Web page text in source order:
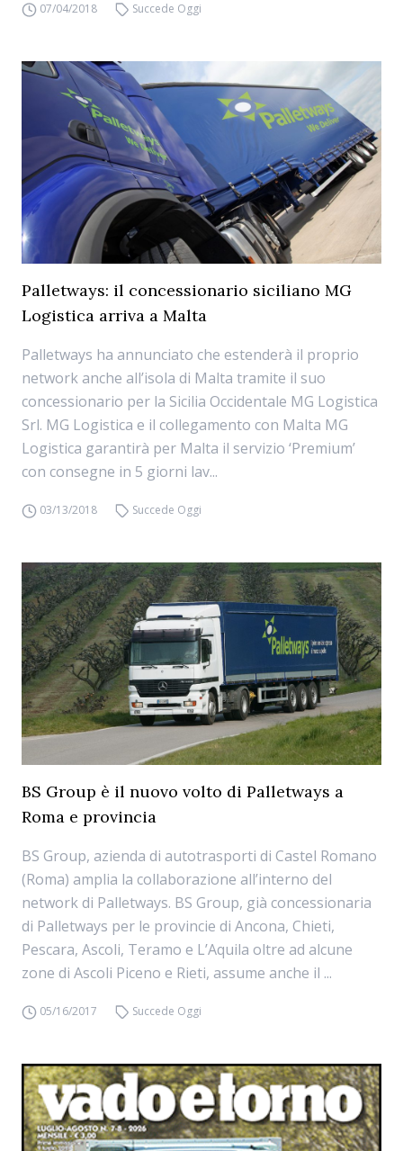
07/04/2018 Succede Oggi
Palletways: il concessionario siciliano MG
Logistica arriva a Malta
Palletways ha annunciato che estenderà il proprio
network anche all’isola di Malta tramite il suo
concessionario per la Sicilia Occidentale MG Logistica
Srl. MG Logistica e il collegamento con Malta MG
Logistica garantirà per Malta il servizio ‘Premium’
con consegne in 5 giorni lav...
03/13/2018 Succede Oggi
BS Group è il nuovo volto di Palletways a
Roma e provincia
BS Group, azienda di autotrasporti di Castel Romano
(Roma) amplia la collaborazione all’interno del
network di Palletways. BS Group, già concessionaria
di Palletways per le provincie di Ancona, Chieti,
Pescara, Ascoli, Teramo e L’Aquila oltre ad alcune
zone di Ascoli Piceno e Rieti, assume anche il ...
05/16/2017 Succede Oggi